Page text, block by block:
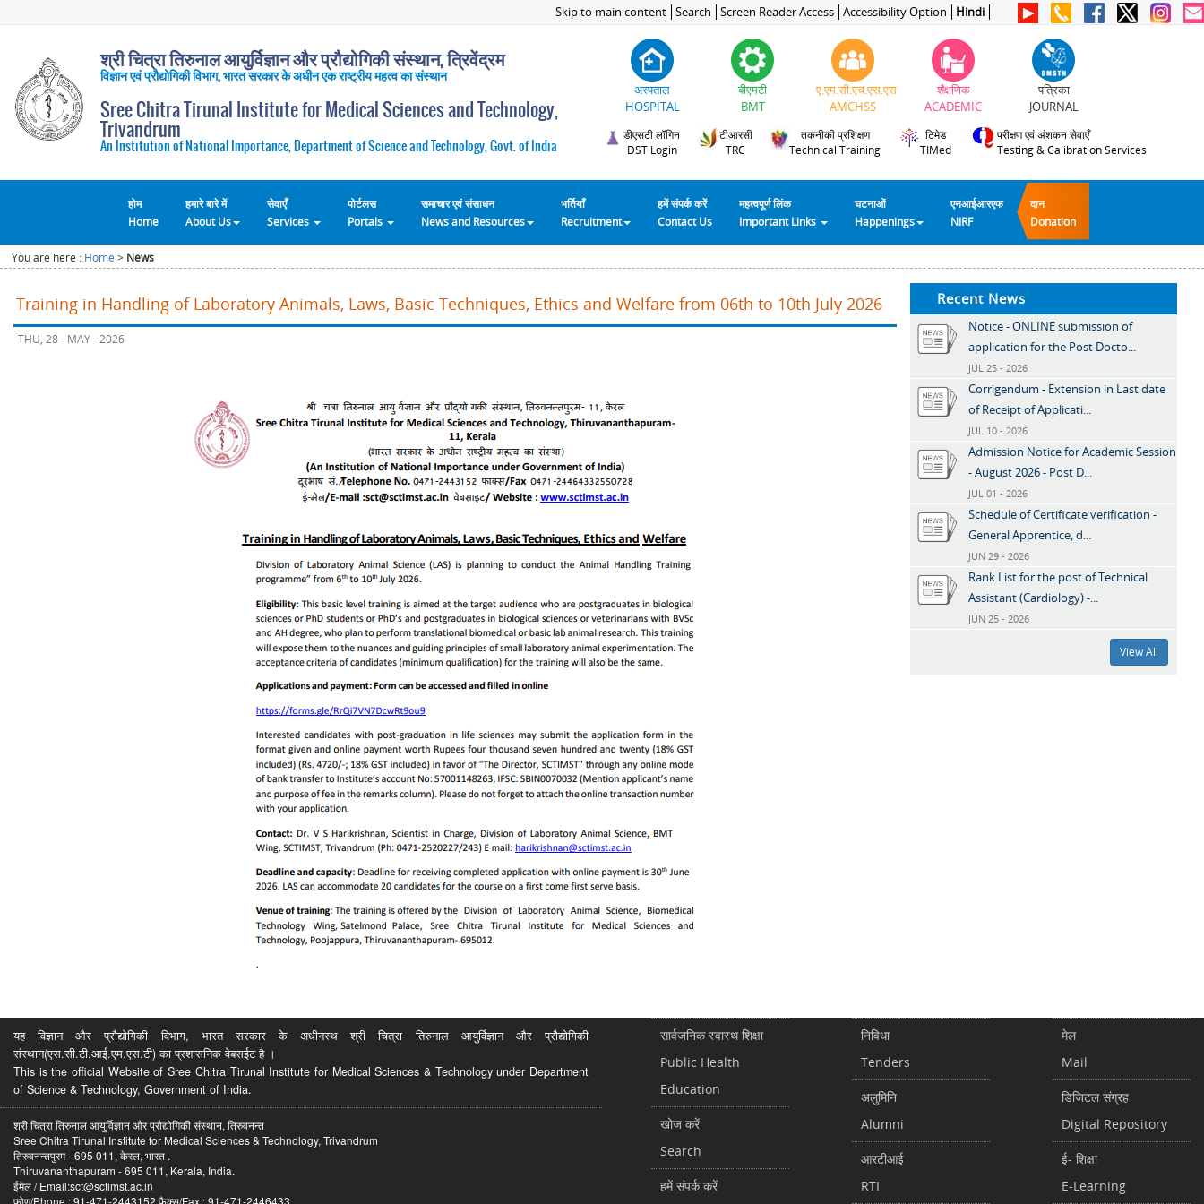
Skip to main content Search Screen Reader Access Accessibility Option Hindi
श्री चित्रा तिरुनाल आयुर्विज्ञान और प्रौद्योगिकी संस्थान, त्रिवेंद्रम
विज्ञान एवं प्रौद्योगिकी विभाग, भारत सरकार के अधीन एक राष्ट्रीय महत्व का संस्थान
Sree Chitra Tirunal Institute for Medical Sciences and Technology,
Trivandrum
An Institution of National Importance, Department of Science and Technology, Govt. of India
अस्पताल
HOSPITAL
बीएमटी
BMT
ए.एम.सी.एच.एस.एस
AMCHSS
शैक्षणिक
ACADEMIC
पत्रिका
JOURNAL
डीएसटी लॉगिन
DST Login
टीआरसी
TRC
तकनीकी प्रशिक्षण
Technical Training
टिमेड
TIMed
परीक्षण एवं अंशकन सेवाएँ
Testing & Calibration Services
होम
Home
हमारे बारे में
About Us
सेवाएँ
Services
पोर्टलस
Portals
समाचार एवं संसाधन
News and Resources
भर्तियाँ
Recruitment
हमें संपर्क करें
Contact Us
महत्वपूर्ण लिंक
Important Links
घटनाओं
Happenings
एनआईआरएफ
NIRF
दान
Donation
You are here : Home > News
Training in Handling of Laboratory Animals, Laws, Basic Techniques, Ethics and Welfare from 06th to 10th July 2026
THU, 28 - MAY - 2026
Recent News
Notice - ONLINE submission of
application for the Post Docto...
JUL 25 - 2026
Corrigendum - Extension in Last date
of Receipt of Applicati...
JUL 10 - 2026
Admission Notice for Academic Session
- August 2026 - Post D...
JUL 01 - 2026
Schedule of Certificate verification -
General Apprentice, d...
JUN 29 - 2026
Rank List for the post of Technical
Assistant (Cardiology) -...
JUN 25 - 2026
View All
यह विज्ञान और प्रौद्योगिकी विभाग, भारत सरकार के अधीनस्थ श्री चित्रा तिरुनाल आयुर्विज्ञान और प्रौद्योगिकी
संस्थान(एस.सी.टी.आई.एम.एस.टी) का प्रशासनिक वेबसईट है ।
This is the official Website of Sree Chitra Tirunal Institute for Medical Sciences & Technology under Department
of Science & Technology, Government of India.
श्री चित्रा तिरुनाल आयुर्विज्ञान और प्रौद्योगिकी संस्थान, तिरुवनन्त
Sree Chitra Tirunal Institute for Medical Sciences & Technology, Trivandrum
तिरुवनन्तपुरम - 695 011, केरल, भारत .
Thiruvananthapuram - 695 011, Kerala, India.
ईमेल / Email:sct@sctimst.ac.in
फोण/Phone : 91-471-2443152 फैक्स/Fax : 91-471-2446433
सार्वजनिक स्वास्थ शिक्षा
Public Health
Education
खोज करें
Search
हमें संपर्क करें
निविधा
Tenders
अलुमिनि
Alumni
आरटीआई
RTI
मेल
Mail
डिजिटल संग्रह
Digital Repository
ई- शिक्षा
E-Learning